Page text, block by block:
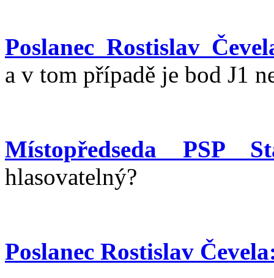
Poslanec Rostislav
a v tom případě je bod J1
Místopředseda PSP
hlasovatelný?
Poslanec Rostislav